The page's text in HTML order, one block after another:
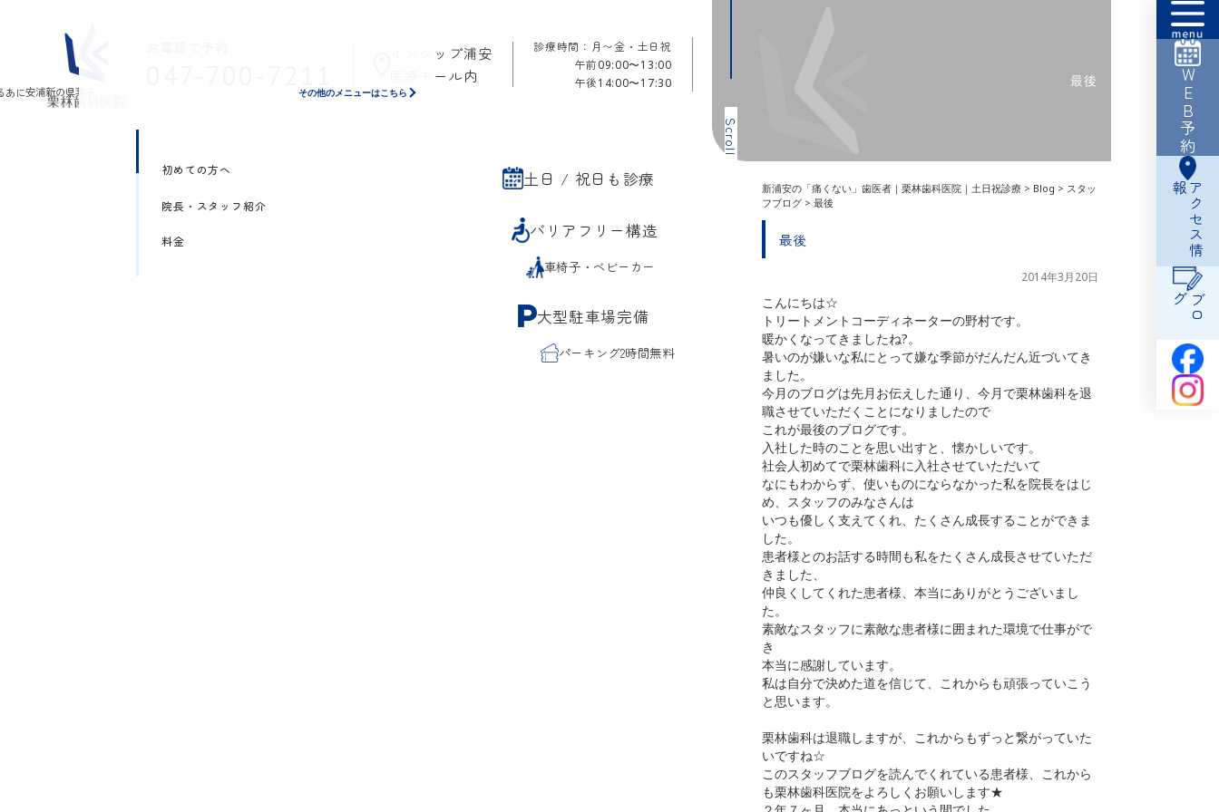
インシップ浦安
医療モール内
診療時間：月〜金・土日祝
午前09:00〜13:00
午後14:00〜17:30
初めての方へ
院長・スタッフ紹介
料金
土日 / 祝日も診療
バリアフリー構造
車椅子・ベビーカー
大型駐車場完備
パーキング2時間無料
その他のメニューはこちら WEB予約
ア
ク
セ
ス
情
報
ブ
ロ
グ
Scroll
最後
新浦安の「痛くない」歯医者｜栗林歯科医院｜土日祝診療 > Blog > スタッ
フブログ > 最後
最後
2014年3月20日
こんにちは☆
トリートメントコーディネーターの野村です。
暖かくなってきましたね?。
暑いのが嫌いな私にとって嫌な季節がだんだん近づいてき
ました。
今月のブログは先月お伝えした通り、今月で栗林歯科を退
職させていただくことになりましたので
これが最後のブログです。
入社した時のことを思い出すと、懐かしいです。
社会人初めてで栗林歯科に入社させていただいて
なにもわからず、使いものにならなかった私を院長をはじ
め、スタッフのみなさんは
いつも優しく支えてくれ、たくさん成長することができま
した。
患者様とのお話する時間も私をたくさん成長させていただ
きました、
仲良くしてくれた患者様、本当にありがとうございまし
た。
素敵なスタッフに素敵な患者様に囲まれた環境で仕事がで
き
本当に感謝しています。
私は自分で決めた道を信じて、これからも頑張っていこう
と思います。
栗林歯科は退職しますが、これからもずっと繋がっていた
いですね☆
このスタッフブログを読んでくれている患者様、これから
も栗林歯科医院をよろしくお願いします★